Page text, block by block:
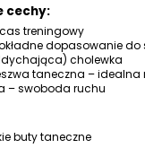
cechy:
treningowy
dopasowanie do
cholewka
taneczna – idealna
– swoboda ruchu
buty taneczne